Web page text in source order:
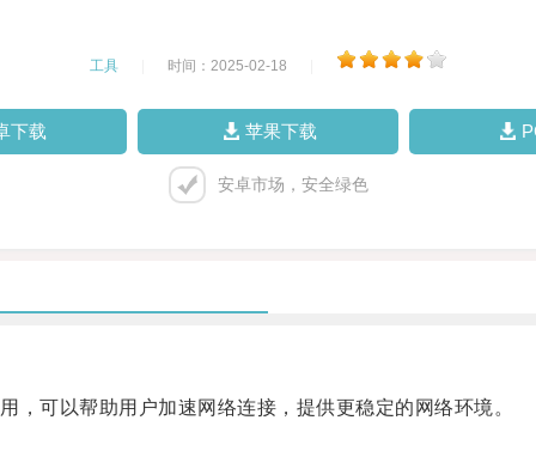
工具 时间：2025-02-18
下载 苹果下载
安卓市场，安全绿色
可以帮助用户加速网络连接，提供更稳定的网络环境。